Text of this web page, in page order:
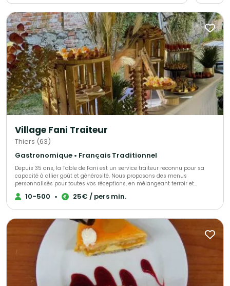
Village Fani Traiteur
Thiers (63)
Gastronomique • Français Traditionnel
Depuis 35 ans, la Table de Fani est un service traiteur reconnu pour sa
capacité à allier goût et générosité. Nous proposons des menus
personnalisés pour toutes vos réceptions, en mélangeant terroir et
accents d’autres cultures. Notre mission est de vous accompagner dans
l'organisation de vos événements privés et professionnels, pour 10 à 300
pour vous garantir des réceptions réussies !
10-500 • 25€ / pers min.